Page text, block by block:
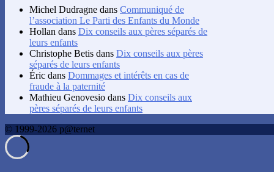
Michel Dudragne dans Communiqué de
l’association Le Parti des Enfants du Monde
Hollan dans Dix conseils aux pères séparés de
leurs enfants
Christophe Betis dans Dix conseils aux pères
séparés de leurs enfants
Éric dans Dommages et intérêts en cas de
fraude à la paternité
Mathieu Genovesio dans Dix conseils aux
pères séparés de leurs enfants
© 1999-2026 p@ternet